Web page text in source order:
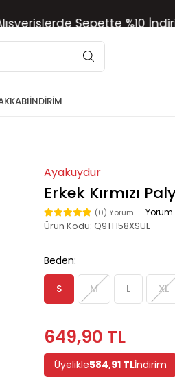
Sepette %10 İndirim
İNDİRİM
Ayakuydur
Erkek Kırmızı
(0) Yorum Yorum
Ürün Kodu:Q9TH58XSUE
Beden:
S M L XL
649,90 TL
Üyelikle584,91 TLİndirim